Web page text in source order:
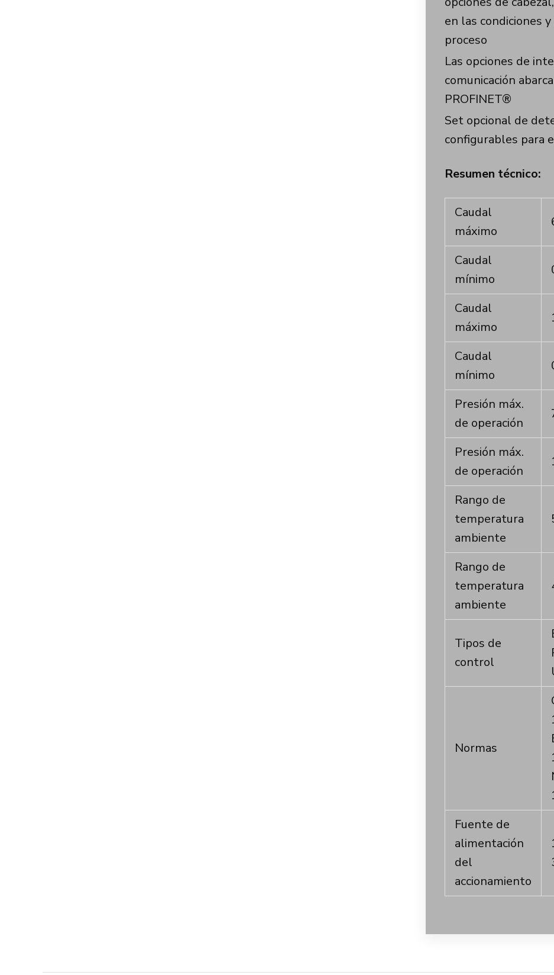
en las condiciones
proceso
Las opciones de
comunicación
PROFINET®
Set opcional de
configurables para
Resumen técnico:
Caudal
máximo
Caudal
mínimo
Caudal
máximo
Caudal
mínimo
Presión máx.
de operación
Presión máx.
de operación
Rango de
temperatura
ambiente
Rango de
temperatura
ambiente
Tipos de
control
Normas
Fuente de
alimentación
del
accionamiento